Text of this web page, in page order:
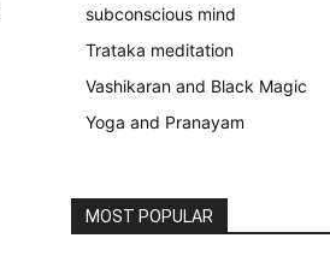
subconscious mind
Trataka meditation
Vashikaran and Black Magic
Yoga and Pranayam
MOST POPULAR